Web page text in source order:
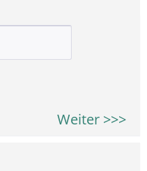
Weiter >>>